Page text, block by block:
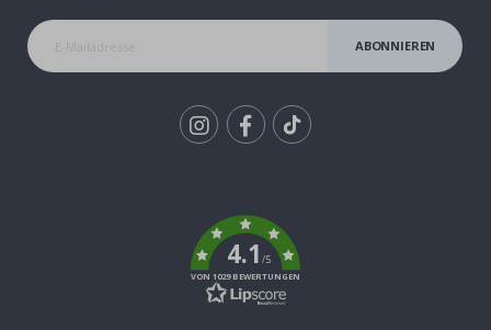
ABONNIEREN
4.1/5
VON 1029 BEWERTUNGEN